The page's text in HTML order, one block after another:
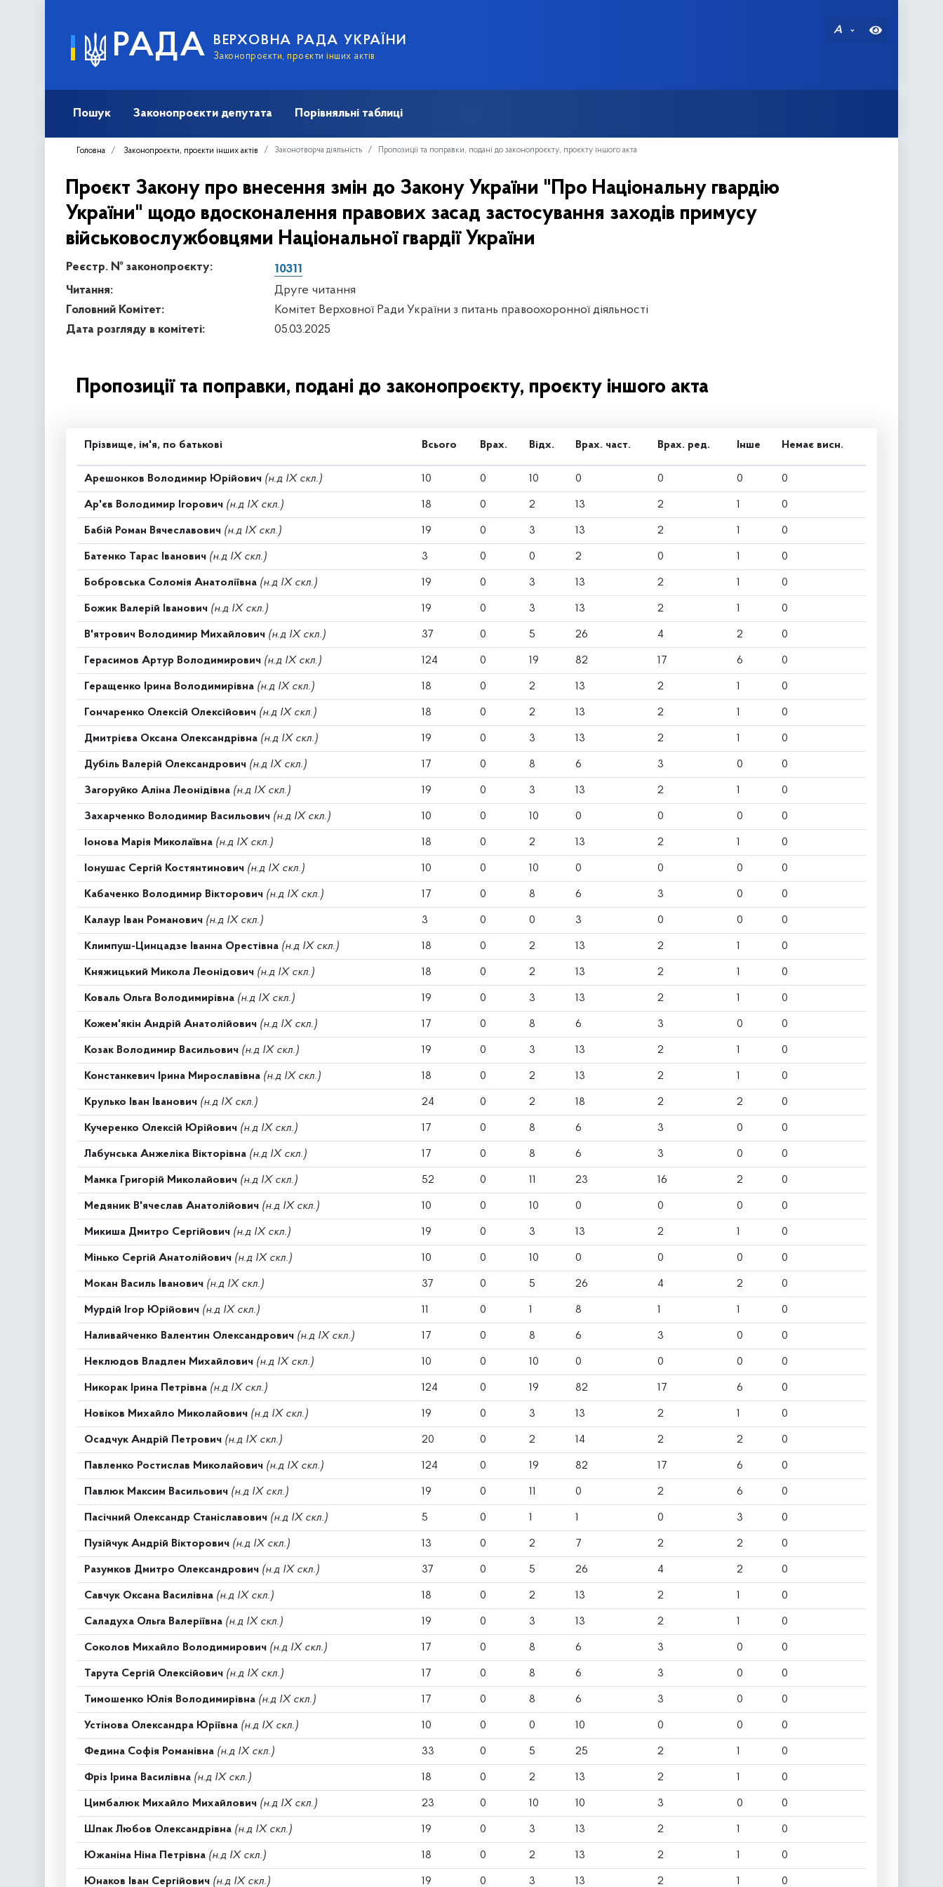
РАДА ВЕРХОВНА РАДА УКРАЇНИ
Законопроєкти, проєкти інших актів
A
Пошук Законопроєкти депутата Порівняльні таблиці
Головна Законопроєкти, проєкти інших актів Законотворча діяльність Пропозиції та поправки, подані до законопроєкту, проєкту іншого акта
Проєкт Закону про внесення змін до Закону України "Про Національну гвардію
України" щодо вдосконалення правових засад застосування заходів примусу
військовослужбовцями Національної гвардії України
Реєстр. № законопроєкту:
10311
Читання:
Друге читання
Головний Комітет:
Комітет Верховної Ради України з питань правоохоронної діяльності
Дата розгляду в комітеті:
05.03.2025
Пропозиції та поправки, подані до законопроєкту, проєкту іншого акта
Прізвище, ім'я, по батькові Всього Врах. Відх. Врах. част. Врах. ред. Інше Немає висн.
Арешонков Володимир Юрійович (н.д IX скл.) 10 0 10 0 0 0 0
Ар'єв Володимир Ігорович (н.д IX скл.) 18 0 2 13 2 1 0
Бабій Роман Вячеславович (н.д IX скл.) 19 0 3 13 2 1 0
Батенко Тарас Іванович (н.д IX скл.) 3 0 0 2 0 1 0
Бобровська Соломія Анатоліївна (н.д IX скл.) 19 0 3 13 2 1 0
Божик Валерій Іванович (н.д IX скл.) 19 0 3 13 2 1 0
В'ятрович Володимир Михайлович (н.д IX скл.) 37 0 5 26 4 2 0
Герасимов Артур Володимирович (н.д IX скл.) 124 0 19 82 17 6 0
Геращенко Ірина Володимирівна (н.д IX скл.) 18 0 2 13 2 1 0
Гончаренко Олексій Олексійович (н.д IX скл.) 18 0 2 13 2 1 0
Дмитрієва Оксана Олександрівна (н.д IX скл.) 19 0 3 13 2 1 0
Дубіль Валерій Олександрович (н.д IX скл.) 17 0 8 6 3 0 0
Загоруйко Аліна Леонідівна (н.д IX скл.) 19 0 3 13 2 1 0
Захарченко Володимир Васильович (н.д IX скл.) 10 0 10 0 0 0 0
Іонова Марія Миколаївна (н.д IX скл.) 18 0 2 13 2 1 0
Іонушас Сергій Костянтинович (н.д IX скл.) 10 0 10 0 0 0 0
Кабаченко Володимир Вікторович (н.д IX скл.) 17 0 8 6 3 0 0
Калаур Іван Романович (н.д IX скл.) 3 0 0 3 0 0 0
Климпуш-Цинцадзе Іванна Орестівна (н.д IX скл.) 18 0 2 13 2 1 0
Княжицький Микола Леонідович (н.д IX скл.) 18 0 2 13 2 1 0
Коваль Ольга Володимирівна (н.д IX скл.) 19 0 3 13 2 1 0
Кожем'якін Андрій Анатолійович (н.д IX скл.) 17 0 8 6 3 0 0
Козак Володимир Васильович (н.д IX скл.) 19 0 3 13 2 1 0
Констанкевич Ірина Мирославівна (н.д IX скл.) 18 0 2 13 2 1 0
Крулько Іван Іванович (н.д IX скл.) 24 0 2 18 2 2 0
Кучеренко Олексій Юрійович (н.д IX скл.) 17 0 8 6 3 0 0
Лабунська Анжеліка Вікторівна (н.д IX скл.) 17 0 8 6 3 0 0
Мамка Григорій Миколайович (н.д IX скл.) 52 0 11 23 16 2 0
Медяник В'ячеслав Анатолійович (н.д IX скл.) 10 0 10 0 0 0 0
Микиша Дмитро Сергійович (н.д IX скл.) 19 0 3 13 2 1 0
Мінько Сергій Анатолійович (н.д IX скл.) 10 0 10 0 0 0 0
Мокан Василь Іванович (н.д IX скл.) 37 0 5 26 4 2 0
Мурдій Ігор Юрійович (н.д IX скл.) 11 0 1 8 1 1 0
Наливайченко Валентин Олександрович (н.д IX скл.) 17 0 8 6 3 0 0
Неклюдов Владлен Михайлович (н.д IX скл.) 10 0 10 0 0 0 0
Никорак Ірина Петрівна (н.д IX скл.) 124 0 19 82 17 6 0
Новіков Михайло Миколайович (н.д IX скл.) 19 0 3 13 2 1 0
Осадчук Андрій Петрович (н.д IX скл.) 20 0 2 14 2 2 0
Павленко Ростислав Миколайович (н.д IX скл.) 124 0 19 82 17 6 0
Павлюк Максим Васильович (н.д IX скл.) 19 0 11 0 2 6 0
Пасічний Олександр Станіславович (н.д IX скл.) 5 0 1 1 0 3 0
Пузійчук Андрій Вікторович (н.д IX скл.) 13 0 2 7 2 2 0
Разумков Дмитро Олександрович (н.д IX скл.) 37 0 5 26 4 2 0
Савчук Оксана Василівна (н.д IX скл.) 18 0 2 13 2 1 0
Саладуха Ольга Валеріївна (н.д IX скл.) 19 0 3 13 2 1 0
Соколов Михайло Володимирович (н.д IX скл.) 17 0 8 6 3 0 0
Тарута Сергій Олексійович (н.д IX скл.) 17 0 8 6 3 0 0
Тимошенко Юлія Володимирівна (н.д IX скл.) 17 0 8 6 3 0 0
Устінова Олександра Юріївна (н.д IX скл.) 10 0 0 10 0 0 0
Федина Софія Романівна (н.д IX скл.) 33 0 5 25 2 1 0
Фріз Ірина Василівна (н.д IX скл.) 18 0 2 13 2 1 0
Цимбалюк Михайло Михайлович (н.д IX скл.) 23 0 10 10 3 0 0
Шпак Любов Олександрівна (н.д IX скл.) 19 0 3 13 2 1 0
Южаніна Ніна Петрівна (н.д IX скл.) 18 0 2 13 2 1 0
Юнаков Іван Сергійович (н.д IX скл.) 19 0 3 13 2 1 0